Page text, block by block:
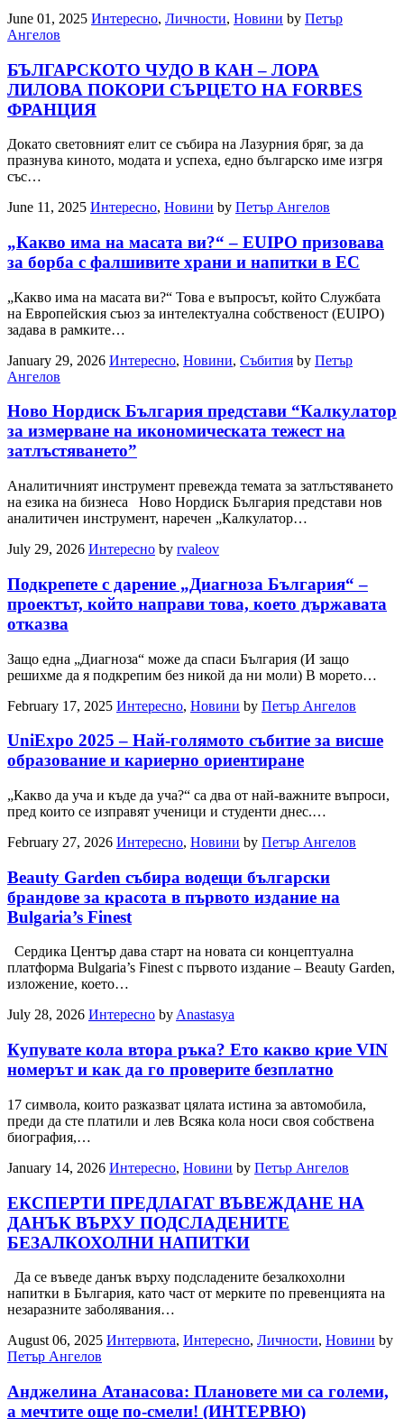
June 01, 2025 Интересно, Личности, Новини by Петър
Ангелов
БЪЛГАРСКОТО ЧУДО В КАН – ЛОРА
ЛИЛОВА ПОКОРИ СЪРЦЕТО НА FORBES
ФРАНЦИЯ
Докато световният елит се събира на Лазурния бряг, за да
празнува киното, модата и успеха, едно българско име изгря
със…
June 11, 2025 Интересно, Новини by Петър Ангелов
„Какво има на масата ви?“ – EUIPO призовава
за борба с фалшивите храни и напитки в ЕС
„Какво има на масата ви?“ Това е въпросът, който Службата
на Европейския съюз за интелектуална собственост (EUIPO)
задава в рамките…
January 29, 2026 Интересно, Новини, Събития by Петър
Ангелов
Ново Нордиск България представи “Калкулатор
за измерване на икономическата тежест на
затлъстяването”
Аналитичният инструмент превежда темата за затлъстяването
на езика на бизнеса Ново Нордиск България представи нов
аналитичен инструмент, наречен „Калкулатор…
July 29, 2026 Интересно by rvaleov
Подкрепете с дарение „Диагноза България“ –
проектът, който направи това, което държавата
отказва
Защо една „Диагноза“ може да спаси България (И защо
решихме да я подкрепим без никой да ни моли) В морето…
February 17, 2025 Интересно, Новини by Петър Ангелов
UniExpo 2025 – Най-голямото събитие за висше
образование и кариерно ориентиране
„Какво да уча и къде да уча?“ са два от най-важните въпроси,
пред които се изправят ученици и студенти днес.…
February 27, 2026 Интересно, Новини by Петър Ангелов
Beauty Garden събира водещи български
брандове за красота в първото издание на
Bulgaria’s Finest
Сердика Център дава старт на новата си концептуална
платформа Bulgaria’s Finest с първото издание – Beauty Garden,
изложение, което…
July 28, 2026 Интересно byAnastasya
Купувате кола втора ръка? Ето какво крие VIN
номерът и как да го проверите безплатно
17 символа, които разказват цялата истина за автомобила,
преди да сте платили и лев Всяка кола носи своя собствена
биография,…
January 14, 2026 Интересно, Новини by Петър Ангелов
ЕКСПЕРТИ ПРЕДЛАГАТ ВЪВЕЖДАНЕ НА
ДАНЪК ВЪРХУ ПОДСЛАДЕНИТЕ
БЕЗАЛКОХОЛНИ НАПИТКИ
Да се въведе данък върху подсладените безалкохолни
напитки в България, като част от мерките по превенцията на
незаразните заболявания…
August 06, 2025 Интервюта, Интересно, Личности, Новини by
Петър Ангелов
Анджелина Атанасова: Плановете ми са големи,
а мечтите още по-смели! (ИНТЕРВЮ)